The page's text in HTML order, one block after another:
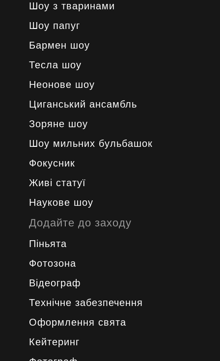
Шоу з тваринами
Шоу папуг
Бармен шоу
Тесла шоу
Неонове шоу
Циганський ансамбль
Зоряне шоу
Шоу мильних бульбашок
Фокусник
Живі статуї
Наукове шоу
Додайте до заходу
Піньята
Фотозона
Відеограф
Технічне забезпечення
Оформлення свята
Кейтеринг